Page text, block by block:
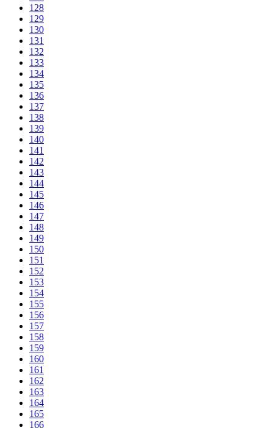
128
129
130
131
132
133
134
135
136
137
138
139
140
141
142
143
144
145
146
147
148
149
150
151
152
153
154
155
156
157
158
159
160
161
162
163
164
165
166